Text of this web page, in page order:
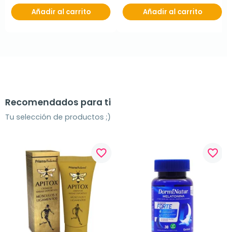
Añadir al carrito Añadir al carrito
Recomendados para ti
Tu selección de productos ;)
favorite_border favorite_border